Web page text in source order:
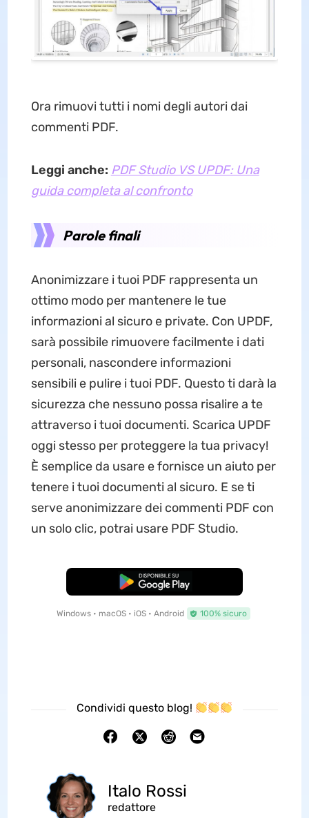
Ora rimuovi tutti i nomi degli autori dai
commenti PDF.
Leggi anche: PDF Studio VS UPDF: Una
guida completa al confronto
Parole finali
Anonimizzare i tuoi PDF rappresenta un
ottimo modo per mantenere le tue
informazioni al sicuro e private. Con UPDF,
sarà possibile rimuovere facilmente i dati
personali, nascondere informazioni
sensibili e pulire i tuoi PDF. Questo ti darà la
sicurezza che nessuno possa risalire a te
attraverso i tuoi documenti. Scarica UPDF
oggi stesso per proteggere la tua privacy!
È semplice da usare e fornisce un aiuto per
tenere i tuoi documenti al sicuro. E se ti
serve anonimizzare dei commenti PDF con
un solo clic, potrai usare PDF Studio.
Download Gratis
Windows • macOS • iOS • Android 100% sicuro
Condividi questo blog!
Italo Rossi
redattore